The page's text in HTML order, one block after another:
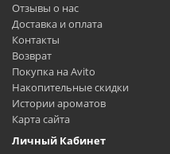
Отзывы о нас
Доставка и оплата
Контакты
Возврат
Покупка на Avito
Накопительные скидки
Истории ароматов
Карта сайта
Личный Кабинет